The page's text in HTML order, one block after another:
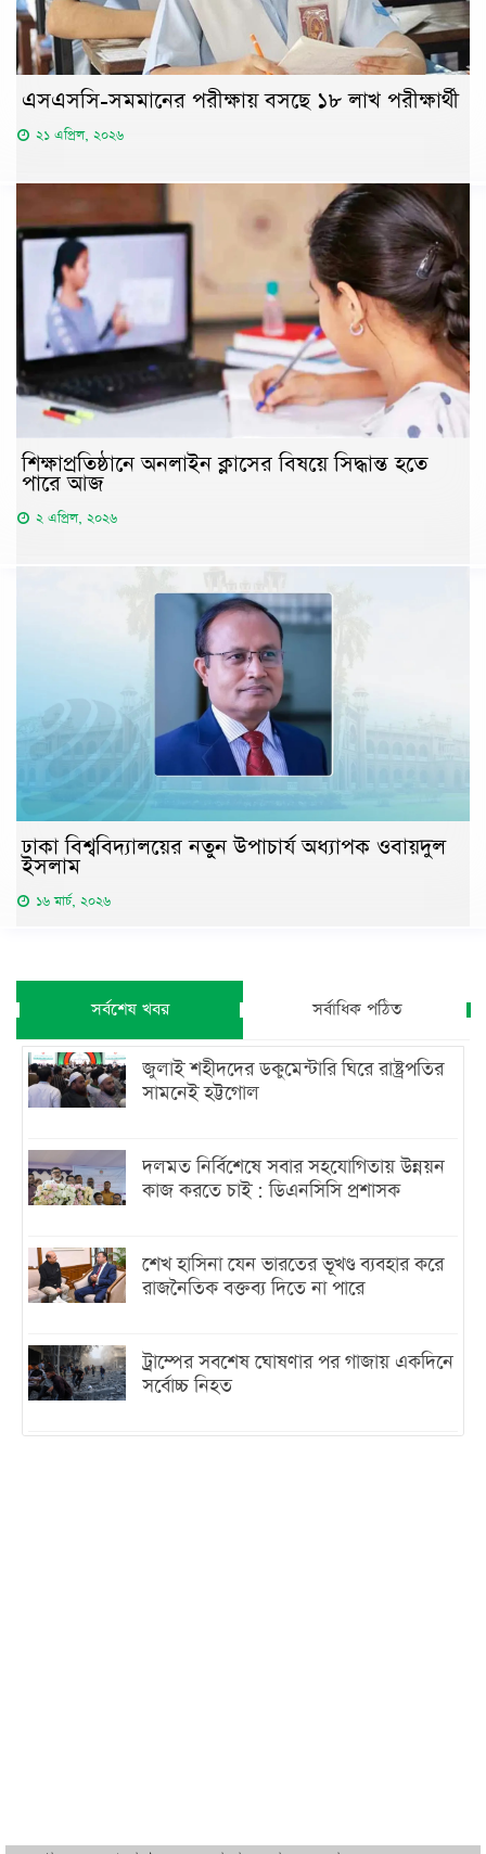
এসএসসি-সমমানের পরীক্ষায় বসছে ১৮ লাখ পরীক্ষার্থী
২১ এপ্রিল, ২০২৬
শিক্ষাপ্রতিষ্ঠানে অনলাইন ক্লাসের বিষয়ে সিদ্ধান্ত হতে
পারে আজ
২ এপ্রিল, ২০২৬
ঢাকা বিশ্ববিদ্যালয়ের নতুন উপাচার্য অধ্যাপক ওবায়দুল
ইসলাম
১৬ মার্চ, ২০২৬
সর্বশেষ খবর সর্বাধিক পঠিত
জুলাই শহীদদের ডকুমেন্টারি ঘিরে রাষ্ট্রপতির
সামনেই হট্টগোল
দলমত নির্বিশেষে সবার সহযোগিতায় উন্নয়ন
কাজ করতে চাই : ডিএনসিসি প্রশাসক
শেখ হাসিনা যেন ভারতের ভূখণ্ড ব্যবহার করে
রাজনৈতিক বক্তব্য দিতে না পারে
ট্রাম্পের সবশেষ ঘোষণার পর গাজায় একদিনে
সর্বোচ্চ নিহত